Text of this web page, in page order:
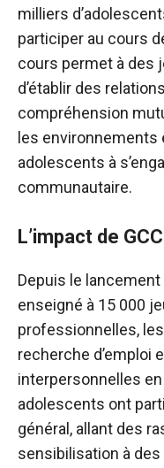
milliers
participer au cours
cours permet à des
d’établir des
compréhension
les environnements
adolescents à
communautaire.
L’impact de GCC
Depuis le lancement
enseigné à 15 000
professionnelles,
recherche d’emploi
interpersonnelles
adolescents ont
général, allant des
sensibilisation à